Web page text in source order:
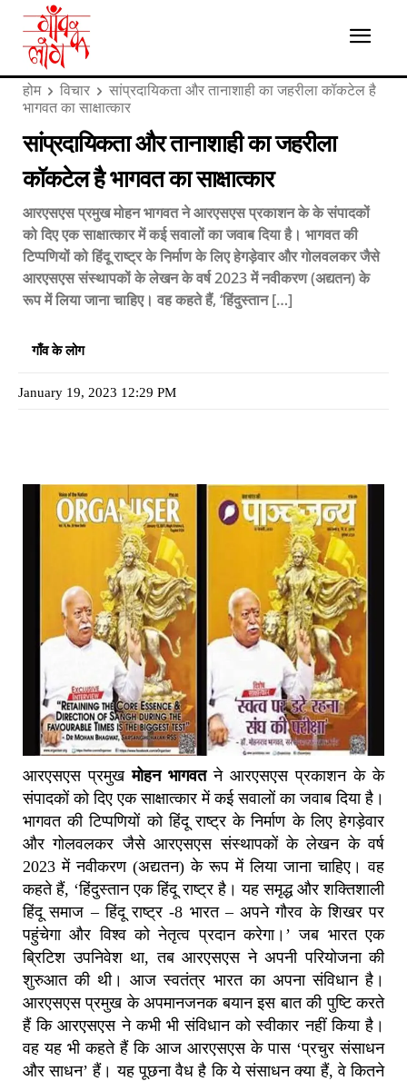
होम विचार
सांप्रदायिकता और तानाशाही का जहरीला कॉकटेल है
भागवत का साक्षात्कार
सांप्रदायिकता और तानाशाही का जहरीला
कॉकटेल है भागवत का साक्षात्कार
आरएसएस प्रमुख मोहन भागवत ने आरएसएस प्रकाशन के के संपादकों
को दिए एक साक्षात्कार में कई सवालों का जवाब दिया है। भागवत की
टिप्पणियों को हिंदू राष्ट्र के निर्माण के लिए हेगड़ेवार और गोलवलकर जैसे
आरएसएस संस्थापकों के लेखन के वर्ष 2023 में नवीकरण (अद्यतन) के
रूप में लिया जाना चाहिए। वह कहते हैं, ‘हिंदुस्तान […]
गाँव के लोग
January 19, 2023 12:29 PM
आरएसएस प्रमुखमोहन भागवतने आरएसएस प्रकाशन के के
संपादकों को दिए एक साक्षात्कार में कई सवालों का जवाब दिया है।
भागवत की टिप्पणियों को हिंदू राष्ट्र के निर्माण के लिए हेगड़ेवार
और गोलवलकर जैसे आरएसएस संस्थापकों के लेखन के वर्ष
2023 में नवीकरण (अद्यतन) के रूप में लिया जाना चाहिए। वह
कहते हैं, ‘हिंदुस्तान एक हिंदू राष्ट्र है। यह समृद्ध और शक्तिशाली
हिंदू समाज – हिंदू राष्ट्र -8 भारत – अपने गौरव के शिखर पर
पहुंचेगा और विश्व को नेतृत्व प्रदान करेगा।’ जब भारत एक
ब्रिटिश उपनिवेश था, तब आरएसएस ने अपनी परियोजना की
शुरुआत की थी। आज स्वतंत्र भारत का अपना संविधान है।
आरएसएस प्रमुख के अपमानजनक बयान इस बात की पुष्टि करते
हैं कि आरएसएस ने कभी भी संविधान को स्वीकार नहीं किया है।
वह यह भी कहते हैं कि आज आरएसएस के पास ‘प्रचुर संसाधन
और साधन’ हैं। यह पूछना वैध है कि ये संसाधन क्या हैं, वे कितने